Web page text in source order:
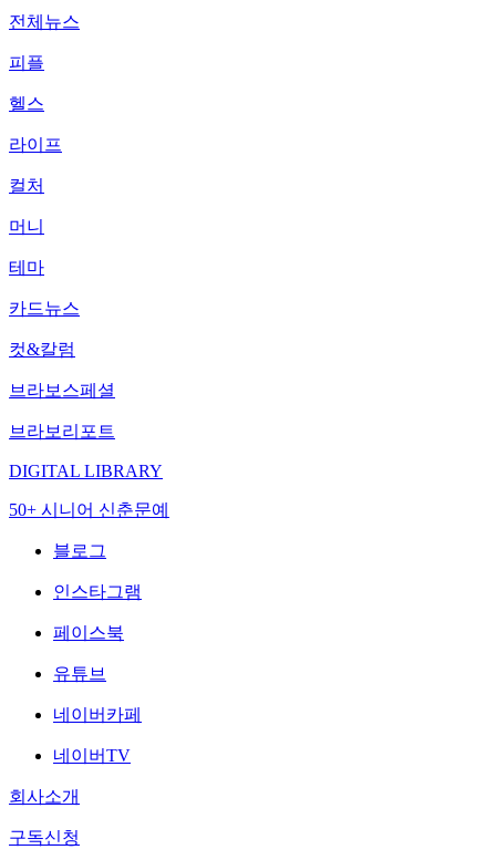
전체뉴스
피플
헬스
라이프
컬처
머니
테마
카드뉴스
컷&칼럼
브라보스페셜
브라보리포트
DIGITAL LIBRARY
50+ 시니어 신춘문예
블로그
인스타그램
페이스북
유튜브
네이버카페
네이버TV
회사소개
구독신청